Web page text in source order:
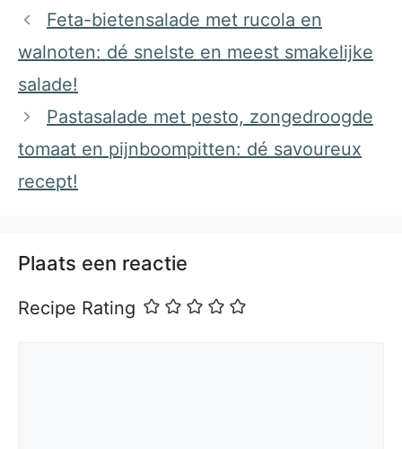
Feta-bietensalade met rucola en
walnoten: dé snelste en meest smakelijke
salade!
Pastasalade met pesto, zongedroogde
tomaat en pijnboompitten: dé savoureux
recept!
Plaats een reactie
Recipe Rating